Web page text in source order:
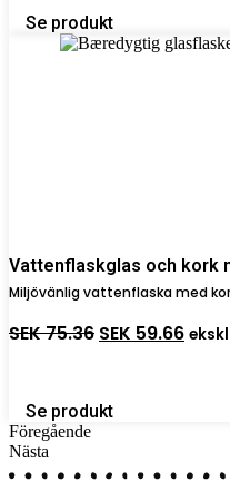
SEK 81.64.
Se produkt
Vattenflaskglas och kork
Miljövänlig vattenflaska med
SEK75.36 Det
ursprungliga
SEK 75.36.
SEK 59.66Det
Se produkt
Föregående
Nästa